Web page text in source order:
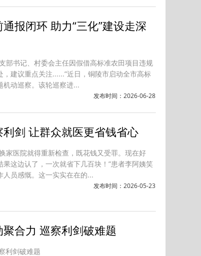
报闭环 助力“三化”建设走深
部书记、村委会主任因假借高标准农田项目违规
建议重点关注......”近日，铜陵市启动全市高标
机动巡察。该轮巡察进...
发布时间：2026-06-28
剑 让群众就医更省钱省心
家医院就得重新检查，既花钱又受罪。现在好
果这边认了，一次就省下几百块！”患者李阿姨笑
人员感慨。这一实实在在的...
发布时间：2026-05-23
合力 巡察利剑破难题
利剑破难题